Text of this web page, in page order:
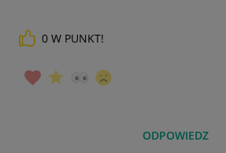
0 W PUNKT!
ODPOWIEDZ